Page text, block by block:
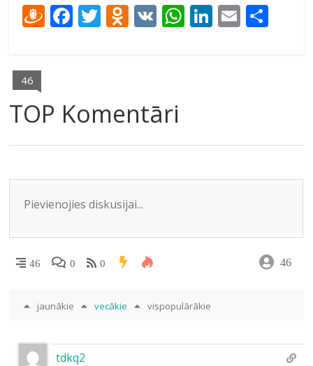
D
e
m
F
o
o
k
T O
kl
as
s
ni
ki
V W
p
Li E
46
TOP Komentāri
46 0 0 46
jaunākie vecākie vispopulārākie
tdkq2